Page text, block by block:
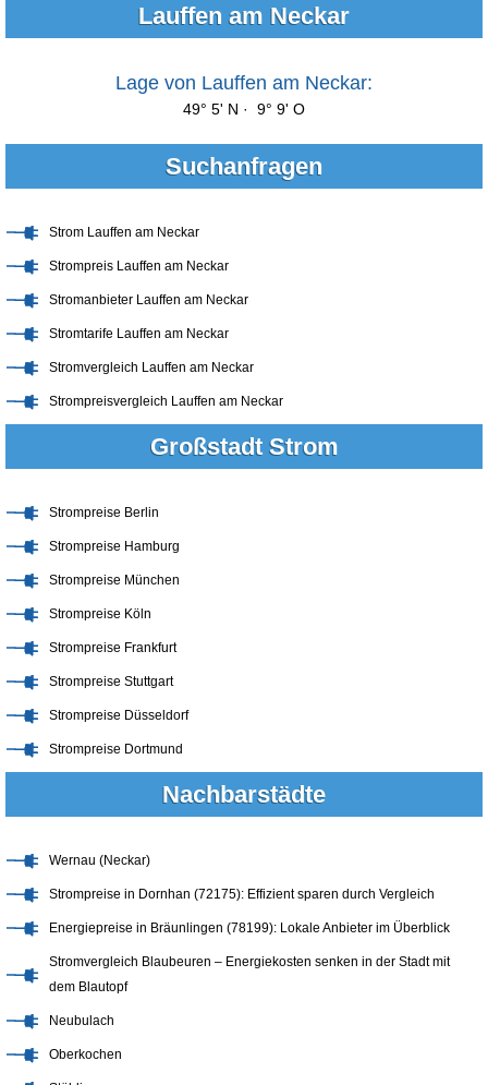
Lauffen am Neckar
Lage von Lauffen am Neckar:
49° 5' N · 9° 9' O
Suchanfragen
Strom Lauffen am Neckar
Strompreis Lauffen am Neckar
Stromanbieter Lauffen am Neckar
Stromtarife Lauffen am Neckar
Stromvergleich Lauffen am Neckar
Strompreisvergleich Lauffen am Neckar
Großstadt Strom
Strompreise Berlin
Strompreise Hamburg
Strompreise München
Strompreise Köln
Strompreise Frankfurt
Strompreise Stuttgart
Strompreise Düsseldorf
Strompreise Dortmund
Nachbarstädte
Wernau (Neckar)
Strompreise in Dornhan (72175): Effizient sparen durch Vergleich
Energiepreise in Bräunlingen (78199): Lokale Anbieter im Überblick
Stromvergleich Blaubeuren – Energiekosten senken in der Stadt mit
dem Blautopf
Neubulach
Oberkochen